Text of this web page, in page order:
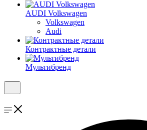
AUDI Volkswagen
Volkswagen
Audi
Контрактные детали
Мультибренд